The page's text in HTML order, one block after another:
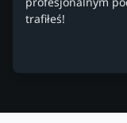
trafiłeś!